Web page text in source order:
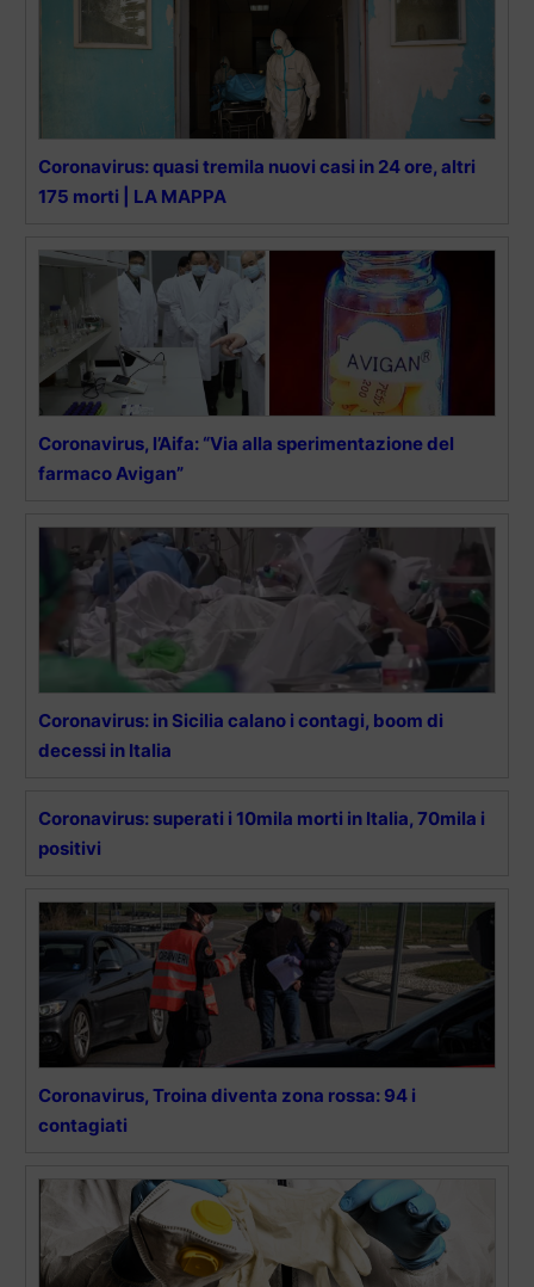
Coronavirus: quasi tremila nuovi casi in 24 ore, altri
175 morti | LA MAPPA
Coronavirus, l’Aifa: “Via alla sperimentazione del
farmaco Avigan”
Coronavirus: in Sicilia calano i contagi, boom di
decessi in Italia
Coronavirus: superati i 10mila morti in Italia, 70mila i
positivi
Coronavirus, Troina diventa zona rossa: 94 i
contagiati